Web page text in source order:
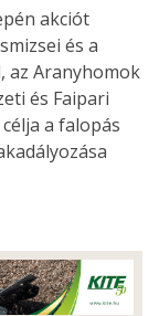
akciót
és a
az Aranyhomok
és Faipari
a falopás